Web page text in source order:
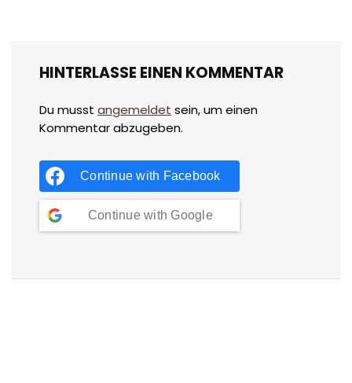
HINTERLASSE EINEN KOMMENTAR
Du musst angemeldet sein, um einen
Kommentar abzugeben.
Continue with Facebook
Continue with Google